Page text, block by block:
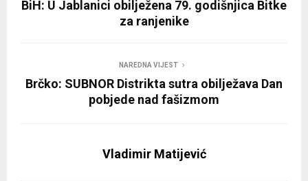
BiH: U Jablanici obilježena 79. godišnjica Bitke
za ranjenike
NAREDNA VIJEST
Brčko: SUBNOR Distrikta sutra obilježava Dan
pobjede nad fašizmom
Vladimir Matijević